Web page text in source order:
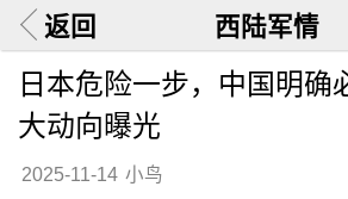
返回 西陆军情
日本危险一步，中国明确
大动向曝光
2025-11-14 小鸟